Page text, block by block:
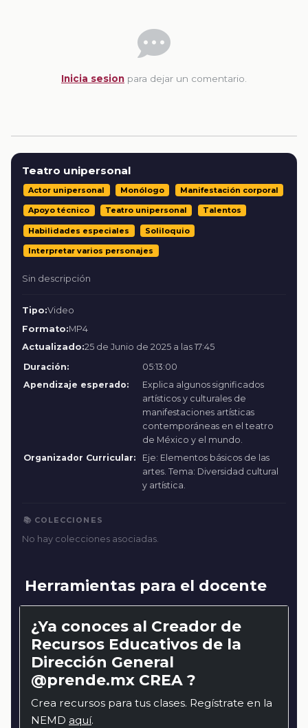
Inicia sesion para dejar un comentario.
Teatro unipersonal
Actor unipersonal Monólogo Manifestación corporal
Apoyo técnico Teatro unipersonal Talentos
Habilidades especiales Soliloquio
Interpretar varios personajes
Sin descripción
Tipo:Video
Formato:MP4
Actualizado:25 de Junio de 2025 a las 17:45
Duración:
05:13:00
Apendizaje esperado:
Explica algunos significados
artísticos y culturales de
manifestaciones artísticas
contemporáneas en el teatro
de México y el mundo.
Organizador Curricular:
Eje: Elementos básicos de las
artes. Tema: Diversidad cultural
y artística.
📚 COLECCIONES
No hay colecciones asociadas.
Herramientas para el docente
¿Ya conoces al Creador de
Recursos Educativos de la
Dirección General
@prende.mx CREA ?
Crea recursos para tus clases. Regístrate en la
NEMD aquí.